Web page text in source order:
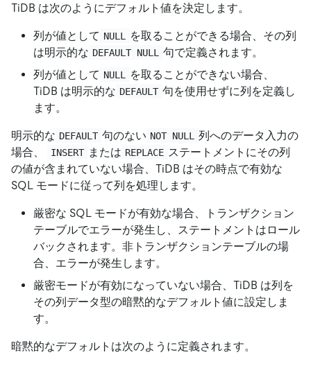
TiDB は次のようにデフォルト値を決定します。
列が値として NULL
を取ることができる場合、その列
は明示的な DEFAULT NULL
句で定義されます。
列が値として NULL
を取ることができない場合、
TiDB は明示的な DEFAULT 句を使用せずに列を定義し
ます。
明示的な DEFAULT 句のない NOT NULL
列へのデータ入力の
場合、
INSERT または REPLACE ステートメントにその列
の値が含まれていない場合、TiDB はその時点で有効な
SQL モードに従って列を処理します。
厳密な SQL モードが有効な場合、トランザクション
テーブルでエラーが発生し、ステートメントはロール
バックされます。非トランザクションテーブルの場
合、エラーが発生します。
厳密モードが有効になっていない場合、TiDB は列を
その列データ型の暗黙的なデフォルト値に設定しま
す。
暗黙的なデフォルトは次のように定義されます。